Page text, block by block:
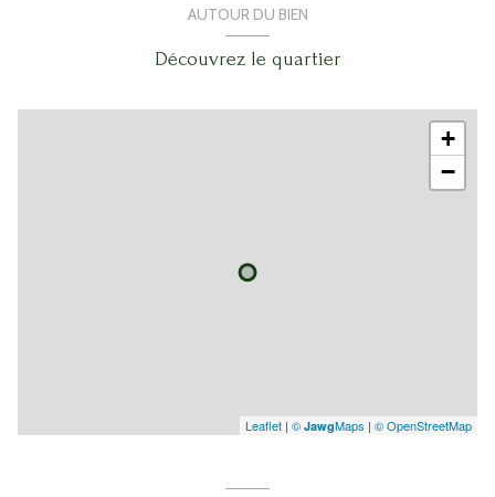
AUTOUR DU BIEN
Découvrez le quartier
+
−
Leaflet | © JawgMaps | © OpenStreetMap